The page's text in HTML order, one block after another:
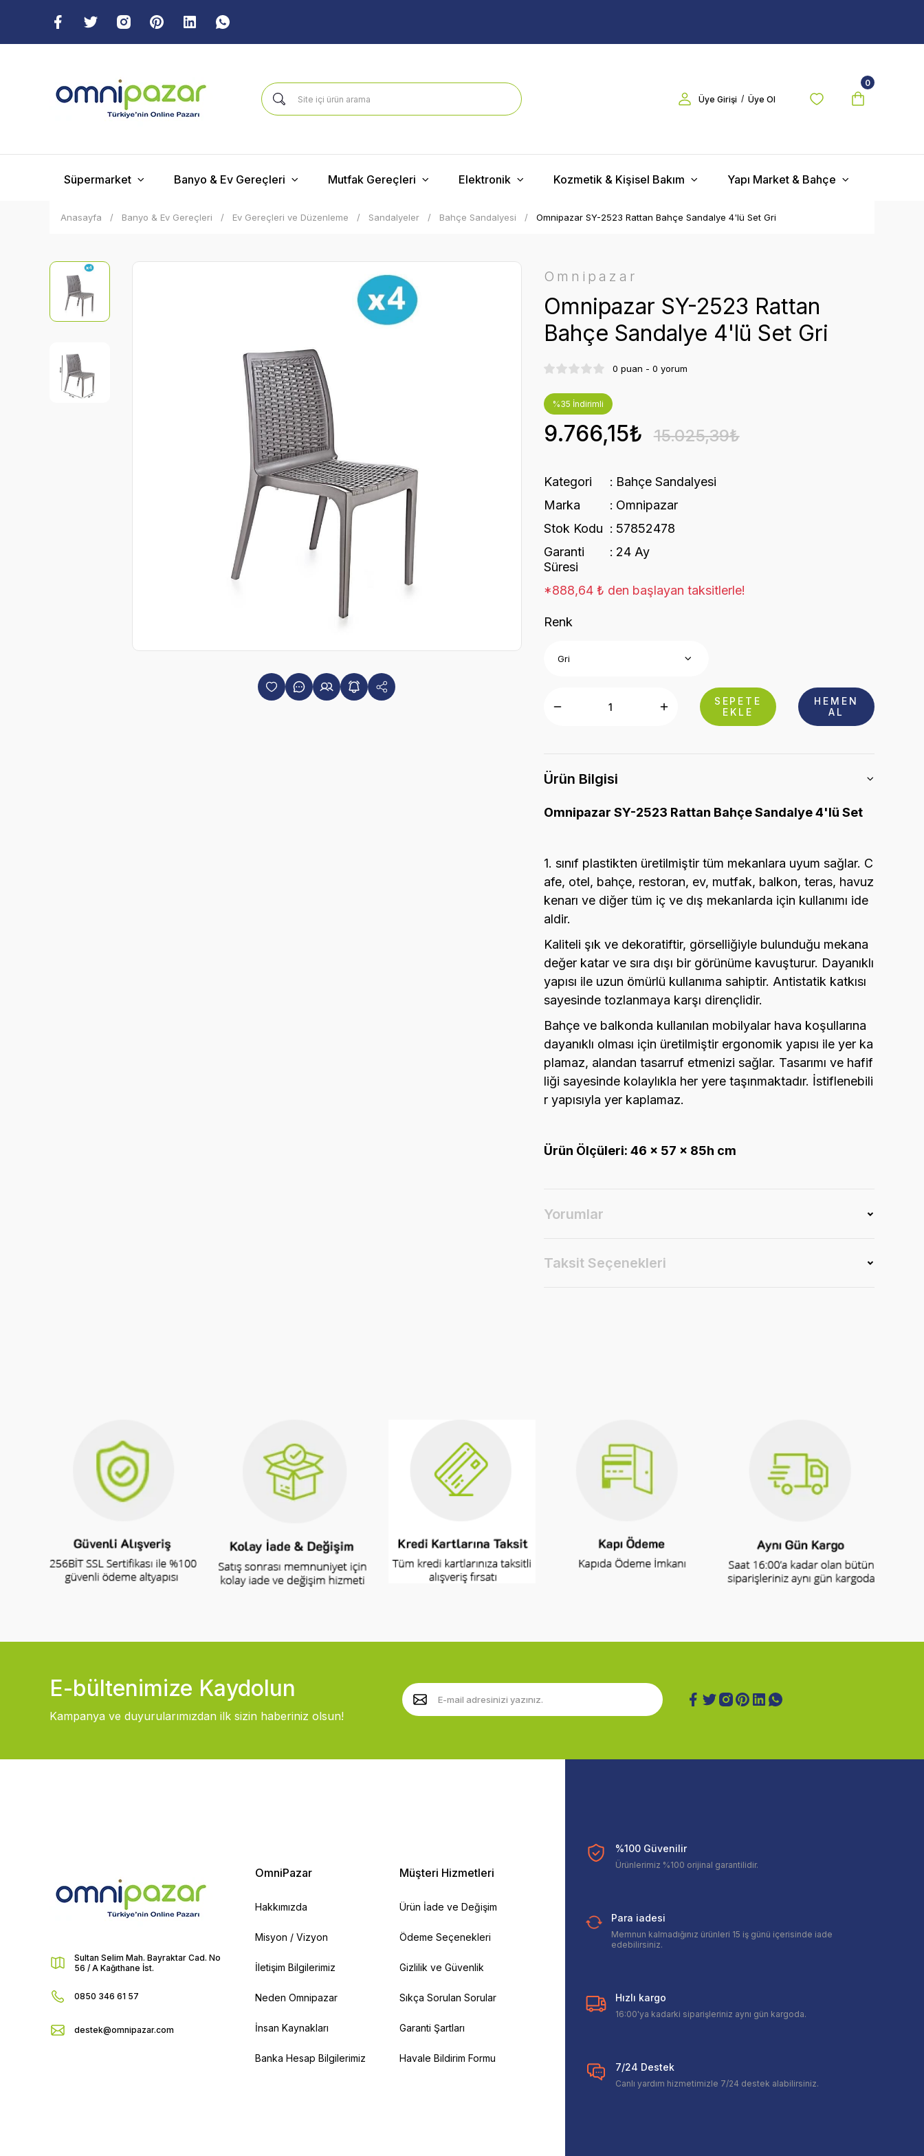
Üye Girişi / Üye Ol
0
Süpermarket Banyo & Ev Gereçleri Mutfak Gereçleri Elektronik Kozmetik & Kişisel Bakım Yapı Market & Bahçe
Anasayfa Banyo & Ev Gereçleri Ev Gereçleri ve Düzenleme Sandalyeler Bahçe Sandalyesi Omnipazar SY-2523 Rattan Bahçe Sandalye 4'lü Set Gri
Omnipazar
Omnipazar SY-2523 Rattan
Bahçe Sandalye 4'lü Set Gri
0 puan - 0 yorum
%35 İndirimli
9.766,15₺ 15.025,39₺
Kategori
Bahçe Sandalyesi
Marka
Omnipazar
Stok Kodu
57852478
Garanti
Süresi
24 Ay
*888,64 ₺ den başlayan taksitlerle!
Renk
SEPETE
EKLE
HEMEN
AL
Ürün Bilgisi
Omnipazar SY-2523 Rattan Bahçe Sandalye 4'lü Set
1. sınıf plastikten üretilmiştir tüm mekanlara uyum sağlar. C
afe, otel, bahçe, restoran, ev, mutfak, balkon, teras, havuz
kenarı ve diğer tüm iç ve dış mekanlarda için kullanımı ide
aldir.
Kaliteli şık ve dekoratiftir, görselliğiyle bulunduğu mekana
değer katar ve sıra dışı bir görünüme kavuşturur. Dayanıklı
yapısı ile uzun ömürlü kullanıma sahiptir. Antistatik katkısı
sayesinde tozlanmaya karşı dirençlidir.
Bahçe ve balkonda kullanılan mobilyalar hava koşullarına
dayanıklı olması için üretilmiştir ergonomik yapısı ile yer ka
plamaz, alandan tasarruf etmenizi sağlar. Tasarımı ve hafif
liği sayesinde kolaylıkla her yere taşınmaktadır. İstiflenebili
r yapısıyla yer kaplamaz.
Ürün Ölçüleri: 46 x 57 x 85h cm
Yorumlar
Taksit Seçenekleri
E-bültenimize Kaydolun
Kampanya ve duyurularımızdan ilk sizin haberiniz olsun!
Sultan Selim Mah. Bayraktar Cad. No
56 / A Kağıthane İst.
0850 346 61 57
destek@omnipazar.com
OmniPazar
Hakkımızda
Misyon / Vizyon
İletişim Bilgilerimiz
Neden Omnipazar
İnsan Kaynakları
Banka Hesap Bilgilerimiz
Müşteri Hizmetleri
Ürün İade ve Değişim
Ödeme Seçenekleri
Gizlilik ve Güvenlik
Sıkça Sorulan Sorular
Garanti Şartları
Havale Bildirim Formu
%100 Güvenilir
Ürünlerimiz %100 orijinal garantilidir.
Para iadesi
Memnun kalmadığınız ürünleri 15 iş günü içerisinde iade
edebilirsiniz.
Hızlı kargo
16:00'ya kadarki siparişleriniz aynı gün kargoda.
7/24 Destek
Canlı yardım hizmetimizle 7/24 destek alabilirsiniz.